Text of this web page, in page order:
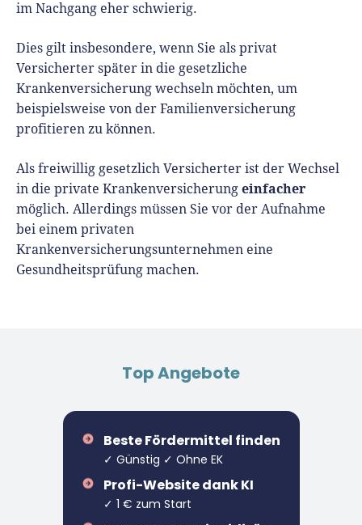
im Nachgang eher schwierig.
Dies gilt insbesondere, wenn Sie als privat
Versicherter später in die gesetzliche
Krankenversicherung wechseln möchten, um
beispielsweise von der Familienversicherung
profitieren zu können.
Als freiwillig gesetzlich Versicherter ist der Wechsel
in die private Krankenversicherung einfacher
möglich. Allerdings müssen Sie vor der Aufnahme
bei einem privaten
Krankenversicherungsunternehmen eine
Gesundheitsprüfung machen.
Top Angebote
Beste Fördermittel finden
✓ Günstig ✓ Ohne EK
Profi-Website dank KI
✓ 1 € zum Start